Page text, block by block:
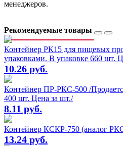
менеджеров.
Рекомендуемые товары
Контейнер РК15 для пищевых
упаковками. В упаковке 660 шт.
10.26 руб.
Контейнер ПР-РКС-500 /
400 шт. Цена за шт./
8.11 руб.
Контейнер КСКР-750 (аналог
13.24 руб.